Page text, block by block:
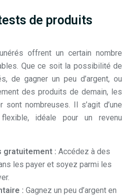
de produits
offrent un certain nombre
Que ce soit la possibilité de
de gagner un peu d’argent, ou
des produits de demain, les
sont nombreuses. Il s’agit d’une
idéale pour un revenu
gratuitement : Accédez à des
les payer et soyez parmi les
: Gagnez un peu d’argent en